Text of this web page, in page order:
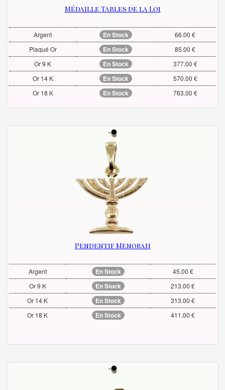
Médaille Tables de la Loi
Argent En Stock
66.00 €
Plaqué Or
En Stock
85.00 €
Or 9 K
En Stock
377.00 €
Or 14 K
En Stock
570.00 €
Or 18 K
En Stock 763.00 €
Pendentif Menorah
Argent En Stock
45.00 €
Or 9 K
En Stock
213.00 €
Or 14 K
En Stock
313.00 €
Or 18 K
En Stock 411.00 €